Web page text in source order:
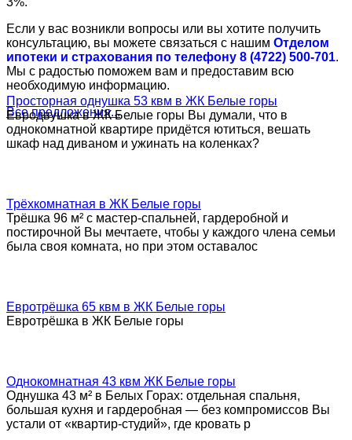
Если у вас возникли вопросы или вы хотите получить
консультацию, вы можете связаться с нашим Отделом
ипотеки и страхования по телефону 8 (4722) 500-701.
Мы с радостью поможем вам и предоставим всю
необходимую информацию.
Все предложения...
Просторная однушка 53 квм в ЖК Белые горы
Евродвушка в ЖК Белые горы Вы думали, что в
однокомнатной квартире придётся ютиться, вешать
шкаф над диваном и ужинать на коленках?
Трёхкомнатная в ЖК Белые горы
Трёшка 96 м² с мастер-спальней, гардеробной и
постирочной Вы мечтаете, чтобы у каждого члена семьи
была своя комната, но при этом оставалос
Евротрёшка 65 квм в ЖК Белые горы
Евротрёшка в ЖК Белые горы
Однокомнатная 43 квм ЖК Белые горы
Однушка 43 м² в Белых Горах: отдельная спальня,
большая кухня и гардеробная — без компромиссов Вы
устали от «квартир-студий», где кровать р